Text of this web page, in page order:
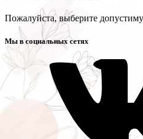
Пожалуйста, выберите
Мы в социальных сетях